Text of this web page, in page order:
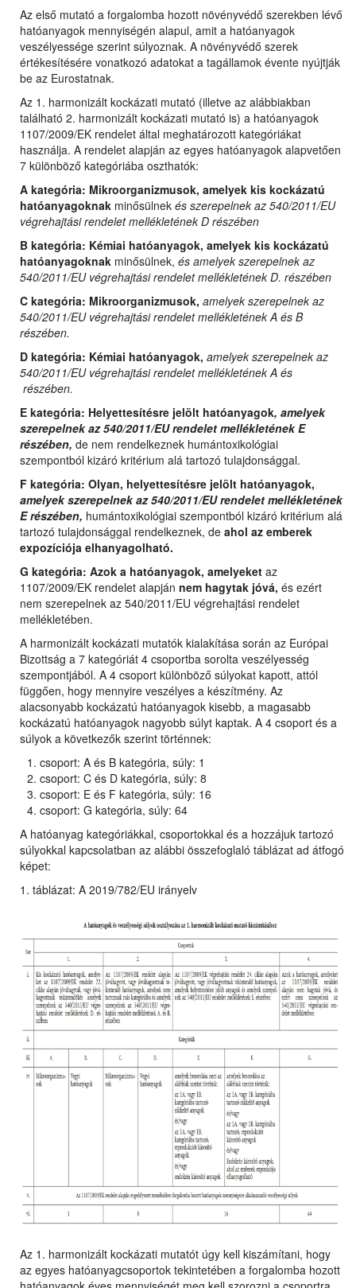
Az első mutató a forgalomba hozott növényvédő szerekben lévő
hatóanyagok mennyiségén alapul, amit a hatóanyagok
veszélyessége szerint súlyoznak. A növényvédő szerek
értékesítésére vonatkozó adatokat a tagállamok évente nyújtják
be az Eurostatnak.
Az 1. harmonizált kockázati mutató (illetve az alábbiakban
található 2. harmonizált kockázati mutató is) a hatóanyagok
1107/2009/EK rendelet által meghatározott kategóriákat
használja. A rendelet alapján az egyes hatóanyagok alapvetően
7 különböző kategóriába oszthatók:
A kategória: Mikroorganizmusok, amelyek kis kockázatú
hatóanyagoknak minősülnek és szerepelnek az 540/2011/EU
végrehajtási rendelet mellékletének D részében
B kategória: Kémiai hatóanyagok, amelyek kis kockázatú
hatóanyagoknak minősülnek, és amelyek szerepelnek az
540/2011/EU végrehajtási rendelet mellékletének D. részében
C kategória: Mikroorganizmusok, amelyek szerepelnek az
540/2011/EU végrehajtási rendelet mellékletének A és B
részében.
D kategória: Kémiai hatóanyagok, amelyek szerepelnek az
540/2011/EU végrehajtási rendelet mellékletének A és
részében.
E kategória: Helyettesítésre jelölt hatóanyagok, amelyek
szerepelnek az 540/2011/EU rendelet mellékletének E
részében, de nem rendelkeznek humántoxikológiai
szempontból kizáró kritérium alá tartozó tulajdonsággal.
F kategória: Olyan, helyettesítésre jelölt hatóanyagok,
amelyek szerepelnek az 540/2011/EU rendelet mellékletének
E részében, humántoxikológiai szempontból kizáró kritérium alá
tartozó tulajdonsággal rendelkeznek, de ahol az emberek
expozíciója elhanyagolható.
G kategória: Azok a hatóanyagok, amelyeket az
1107/2009/EK rendelet alapján nem hagytak jóvá, és ezért
nem szerepelnek az 540/2011/EU végrehajtási rendelet
mellékletében.
A harmonizált kockázati mutatók kialakítása során az Európai
Bizottság a 7 kategóriát 4 csoportba sorolta veszélyesség
szempontjából. A 4 csoport különböző súlyokat kapott, attól
függően, hogy mennyire veszélyes a készítmény. Az
alacsonyabb kockázatú hatóanyagok kisebb, a magasabb
kockázatú hatóanyagok nagyobb súlyt kaptak. A 4 csoport és a
súlyok a következők szerint történnek:
csoport: A és B kategória, súly: 1
csoport: C és D kategória, súly: 8
csoport: E és F kategória, súly: 16
csoport: G kategória, súly: 64
A hatóanyag kategóriákkal, csoportokkal és a hozzájuk tartozó
súlyokkal kapcsolatban az alábbi összefoglaló táblázat ad átfogó
képet:
1. táblázat: A 2019/782/EU irányelv
Az 1. harmonizált kockázati mutatót úgy kell kiszámítani, hogy
az egyes hatóanyagcsoportok tekintetében a forgalomba hozott